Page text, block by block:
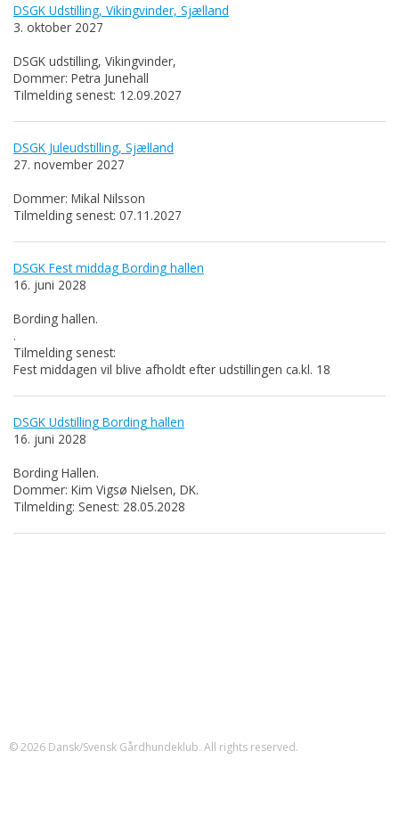
DSGK Udstilling, Vikingvinder, Sjælland
3. oktober 2027
DSGK udstilling, Vikingvinder,
Dommer: Petra Junehall
Tilmelding senest: 12.09.2027
DSGK Juleudstilling, Sjælland
27. november 2027
Dommer: Mikal Nilsson
Tilmelding senest: 07.11.2027
DSGK Fest middag Bording hallen
16. juni 2028
Bording hallen.
.
Tilmelding senest:
Fest middagen vil blive afholdt efter udstillingen ca.kl. 18
DSGK Udstilling Bording hallen
16. juni 2028
Bording Hallen.
Dommer: Kim Vigsø Nielsen, DK.
Tilmelding: Senest: 28.05.2028
© 2026 Dansk/Svensk Gårdhundeklub. All rights reserved.